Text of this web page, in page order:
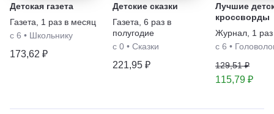
Детская газета
Газета
1 раз в месяц
с 6 • Школьнику
173,62 ₽
Детские сказки
Газета 6 раз в
полугодие
с 0 • Сказки
221,95 ₽
Лучшие
кроссворды
Журнал 1
с 6 •
129,51 ₽
115,79 ₽